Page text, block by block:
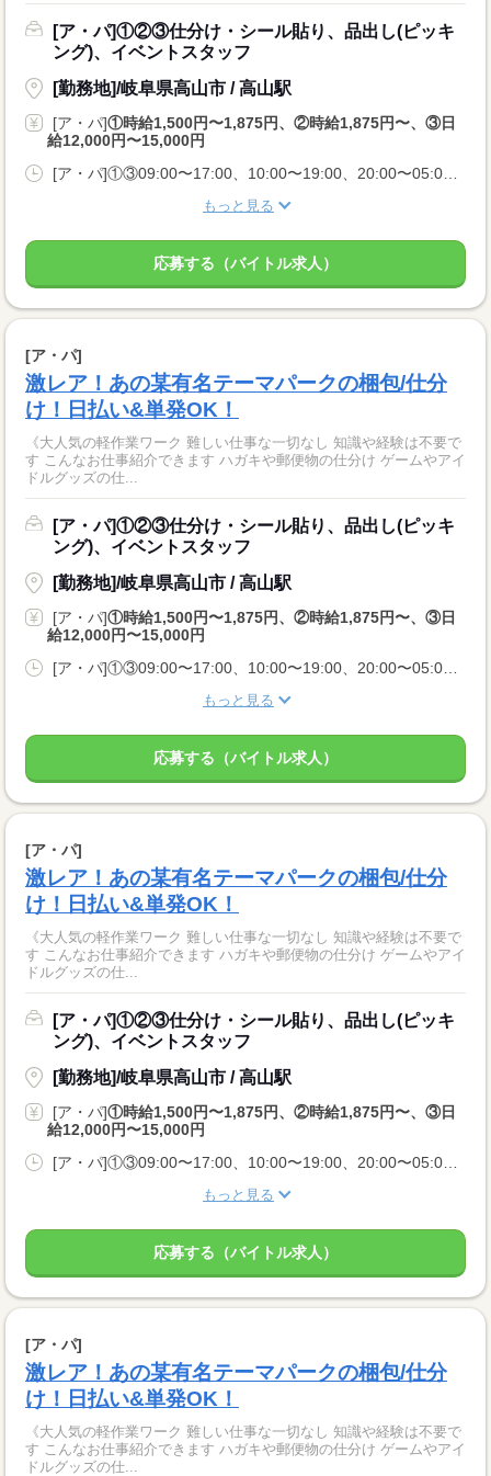
[ア・パ]①②③仕分け・シール貼り、品出し(ピッキ
ング)、イベントスタッフ
[勤務地]/岐阜県高山市 / 高山駅
[ア・パ]①時給1,500円〜1,875円、②時給1,875円〜、③日
給12,000円〜15,000円
もっと見る
応募する（バイトル求人）
[ア・パ]
激レア！あの某有名テーマパークの梱包/仕分
け！日払い&単発OK！
《大人気の軽作業ワーク 難しい仕事な一切なし 知識や経験は不要で
す こんなお仕事紹介できます ハガキや郵便物の仕分け ゲームやアイ
ドルグッズの仕...
[ア・パ]①②③仕分け・シール貼り、品出し(ピッキ
ング)、イベントスタッフ
[勤務地]/岐阜県高山市 / 高山駅
[ア・パ]①時給1,500円〜1,875円、②時給1,875円〜、③日
給12,000円〜15,000円
もっと見る
応募する（バイトル求人）
[ア・パ]
激レア！あの某有名テーマパークの梱包/仕分
け！日払い&単発OK！
《大人気の軽作業ワーク 難しい仕事な一切なし 知識や経験は不要で
す こんなお仕事紹介できます ハガキや郵便物の仕分け ゲームやアイ
ドルグッズの仕...
[ア・パ]①②③仕分け・シール貼り、品出し(ピッキ
ング)、イベントスタッフ
[勤務地]/岐阜県高山市 / 高山駅
[ア・パ]①時給1,500円〜1,875円、②時給1,875円〜、③日
給12,000円〜15,000円
もっと見る
応募する（バイトル求人）
[ア・パ]
激レア！あの某有名テーマパークの梱包/仕分
け！日払い&単発OK！
《大人気の軽作業ワーク 難しい仕事な一切なし 知識や経験は不要で
す こんなお仕事紹介できます ハガキや郵便物の仕分け ゲームやアイ
ドルグッズの仕...